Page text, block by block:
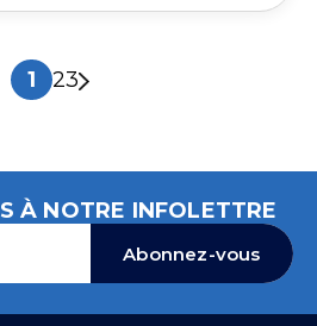
1 23
À NOTRE INFOLETTRE
Abonnez-vous